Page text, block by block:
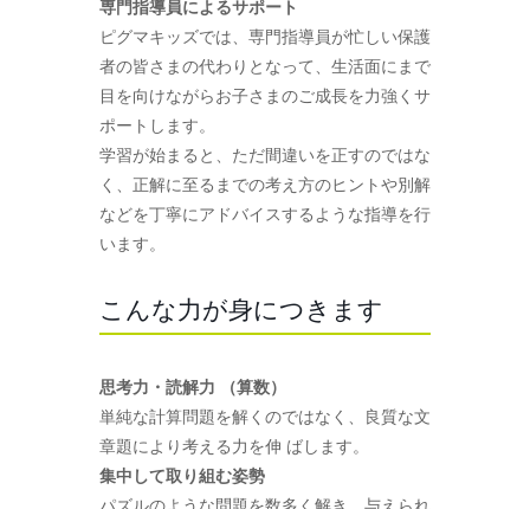
専門指導員によるサポート
ピグマキッズでは、専門指導員が忙しい保護
者の皆さまの代わりとなって、生活面にまで
目を向けながらお子さまのご成長を力強くサ
ポートします。
学習が始まると、ただ間違いを正すのではな
く、正解に至るまでの考え方のヒントや別解
などを丁寧にアドバイスするような指導を行
います。
こんな力が身につきます
思考力・読解力 （算数）
単純な計算問題を解くのではなく、良質な文
章題により考える力を伸 ばします。
集中して取り組む姿勢